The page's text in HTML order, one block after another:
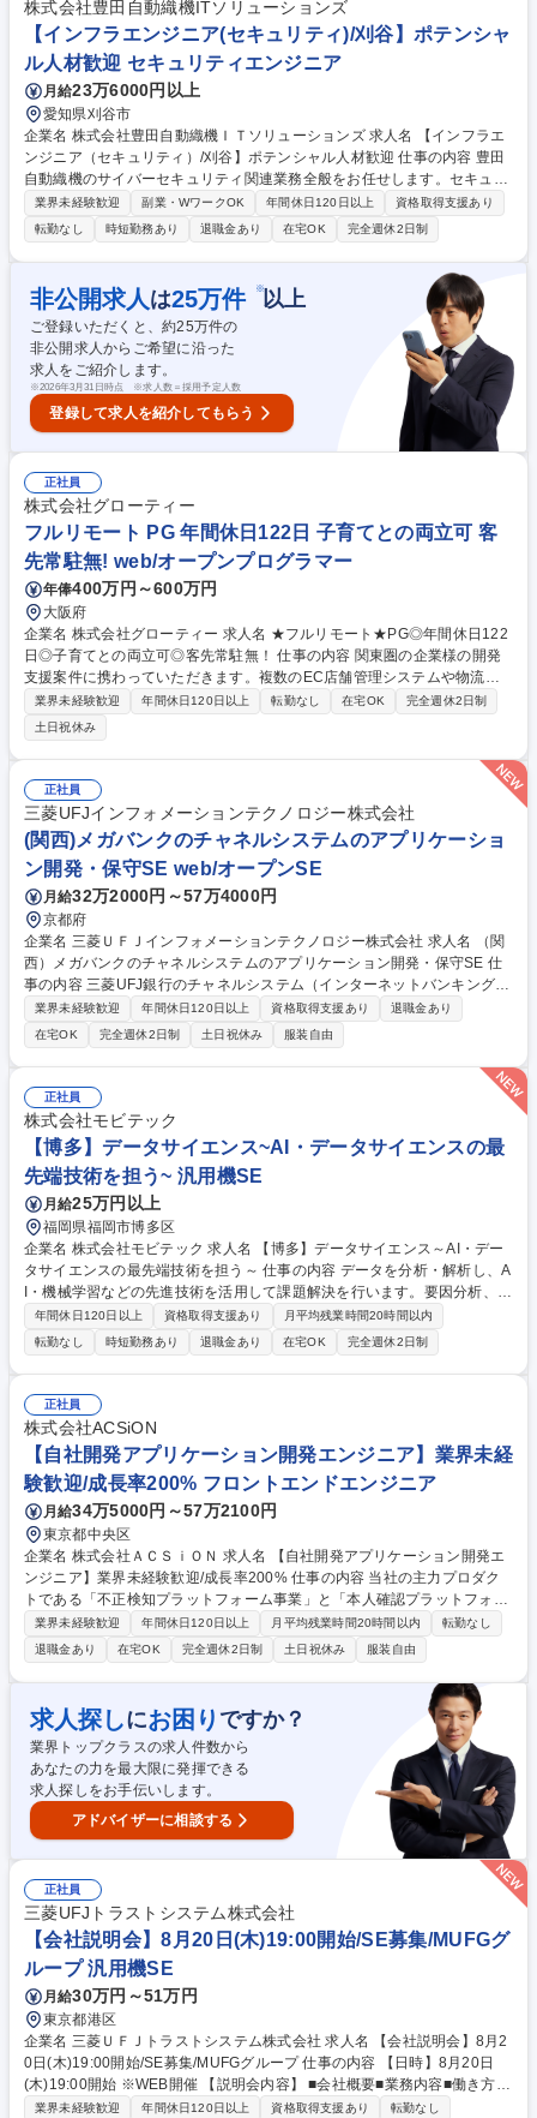
B面接可
株式会社豊田自動織機ITソリューションズ
【インフラエンジニア(セキュリティ)/刈谷】ポテンシャ
ル人材歓迎 セキュリティエンジニア
月給23万6000円以上
愛知県刈谷市
企業名 株式会社豊田自動織機ＩＴソリューションズ 求人名 【インフラエ
ンジニア（セキュリティ）/刈谷】ポテンシャル人材歓迎 仕事の内容 豊田
自動織機のサイバーセキュリティ関連業務全般をお任せします。セキュリ
ティガバナンスや既定の整備中心＆インシデント対応が主となり、協力会
社と共同しながら体制を構築します。 グループ企業とも関係性が良く、年
間の開発計画策定などの段階から入ることができ、中長期的にグループ企
業のセキュリティ向上に貢献していくことが可能な環境です。 ・サイバー
セキュリティ対策の企画構想～維持運営 ・豊田自動織機CSIRT及びSOC
の運営 ※EPP、EDR、脆弱性管理やフォレンジックなどのインシデント
対応 募集職種 【インフラエンジニア（セキュリティ）/刈谷】ポテンシャ
ル人材歓迎
業界未経験歓迎 副業・WワークOK 年間休日120日以上
資格取得支援あり
転勤なし
時短勤務あり 退職金あり 在宅OK 完全週休2日制
非公開求人 は25万件 ※以上
ご登録いただくと、約25万件の
非公開求人からご希望に沿った
求人をご紹介します。
※2026年3月31日時点 ※求人数＝採用予定人数
登録して求人を紹介してもらう
正社員
株式会社グローティー
フルリモート PG 年間休日122日 子育てとの両立可 客
先常駐無! web/オープンプログラマー
年俸400万円～600万円
大阪府
企業名 株式会社グローティー 求人名 ★フルリモート★PG◎年間休日122
日◎子育てとの両立可◎客先常駐無！ 仕事の内容 関東圏の企業様の開発
支援案件に携わっていただきます。複数のEC店舗管理システムや物流シ
ステム、社内ドキュメント開発など多様な案件に参画可。フルリモート可
なので地方在住の方や子育て中の方も活躍できます。 ■ECの複数店舗管理
システム開発 ■物流システム企業の開発支援 ■社内ドキュメント開発企業
の開発支援 ■物流倉庫のピッキングのシステム開発 ■生産管理システムの
リプレイス ■関東圏企業の開発支援案件をフルリモートで担当 募集職種
★フルリモート★PG◎年間休日122日◎子育てとの両立可◎客先常駐無！
業界未経験歓迎 年間休日120日以上 転勤なし 在宅OK
完全週休2日制
土日祝休み
正社員
三菱UFJインフォメーションテクノロジー株式会社
(関西)メガバンクのチャネルシステムのアプリケーショ
ン開発・保守SE web/オープンSE
月給32万2000円～57万4000円
京都府
企業名 三菱ＵＦＪインフォメーションテクノロジー株式会社 求人名 （関
西）メガバンクのチャネルシステムのアプリケーション開発・保守SE 仕
事の内容 三菱UFJ銀行のチャネルシステム（インターネットバンキングな
ど）のアプリケーション開発・保守をご担当頂きます。ご経験・適性に応
じて以下３ついずれかの役割を担っていただきます。 ■PMエキスパー
ト：大小並行する複数のプロジェクトを牽引・コントロールを行う ■ITス
ペシャリスト：APL開発の技術領域における専門性を活かし、主に設計・
開発・構築・テスト・運用を主導する ■システムエンジニア：広範囲な専
門性を一定レベルで備え、プロジェクトの規模・難易度に応じて様々な役
割を遂行する 募集職種 （関西）メガバンクのチャネルシステムのアプリ
ケーション開発・保守SE
業界未経験歓迎 年間休日120日以上 資格取得支援あり
退職金あり
在宅OK
完全週休2日制 土日祝休み 服装自由
正社員
株式会社モビテック
【博多】データサイエンス~AI・データサイエンスの最
先端技術を担う~ 汎用機SE
月給25万円以上
福岡県福岡市博多区
企業名 株式会社モビテック 求人名 【博多】データサイエンス～AI・デー
タサイエンスの最先端技術を担う～ 仕事の内容 データを分析・解析し、A
I・機械学習などの先進技術を活用して課題解決を行います。要因分析、異
常検知、将来予測、時系列解析、画像認識など幅広いテーマを担当し、要
件定義（課題整理）からAIモデルの開発・実装 まで一連の業務に携わって
いただきます。 実務を通じてデータ分析・AI開発のスキルを磨くだけでな
く、製造業におけるDX推進や最新技術に触れながら、データサイエンテ
ィストとして成長できる環境です。また、Kaggleなどの社外コンペへの参
加やAI技術の勉強会など、継続的なスキルアップを支援する取り組みも行
っています。 募集職種 【博多】データサイエンス～AI・データサイエン
スの最先端技術を担う～
年間休日120日以上 資格取得支援あり
月平均残業時間20時間以内
転勤なし
時短勤務あり 退職金あり 在宅OK 完全週休2日制
正社員
株式会社ACSiON
【自社開発アプリケーション開発エンジニア】業界未経
験歓迎/成長率200% フロントエンドエンジニア
月給34万5000円～57万2100円
東京都中央区
企業名 株式会社ＡＣＳｉＯＮ 求人名 【自社開発アプリケーション開発エ
ンジニア】業界未経験歓迎/成長率200% 仕事の内容 当社の主力プロダク
トである「不正検知プラットフォーム事業」と「本人確認プラットフォー
ム事業」の2事業について、アプリケーション開発をお任せいたします。
【具体的には】アプリケーション開発の企画、要件定義、設計、実装、テ
ストを行っていただきます 【一例】BtoBtoCのプラットフォームとなって
おり、弊社のプロダクトを利用いただくことで、導入企業様のその先にい
るエンドユーザーの安全を守ることにもつながっています。（敬称略・順
不同） ・セブン銀行様 ・メルカリ様 ・大手金融機関様 等 募集職種 【自
社開発アプリケーション開発エンジニア】業界未経験歓迎/成長率200%
業界未経験歓迎 年間休日120日以上 月平均残業時間20時間以内
転勤なし
退職金あり
在宅OK 完全週休2日制 土日祝休み 服装自由
求人探しにお困り ですか？
業界トップクラスの求人件数から
あなたの力を最大限に発揮できる
求人探しをお手伝いします。
アドバイザーに相談する
正社員
三菱UFJトラストシステム株式会社
【会社説明会】8月20日(木)19:00開始/SE募集/MUFGグ
ループ 汎用機SE
月給30万円～51万円
東京都港区
企業名 三菱ＵＦＪトラストシステム株式会社 求人名 【会社説明会】8月2
0日(木)19:00開始/SE募集/MUFGグループ 仕事の内容 【日時】8月20日
(木)19:00開始 ※WEB開催 【説明会内容】 ■会社概要■業務内容■働き方■
質疑応答 ほか 【職務内容】 最上流工程（システム企画）から参画可能な
業界未経験歓迎 年間休日120日以上 資格取得支援あり
転勤なし